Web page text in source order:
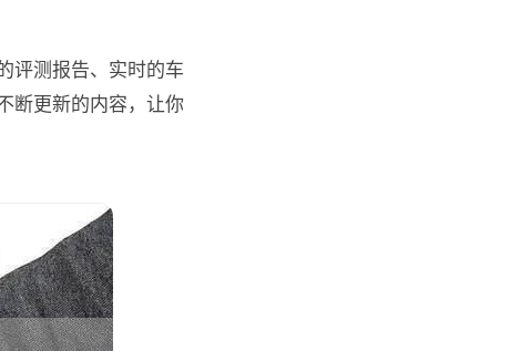
评测报告、实时的车
断更新的内容，让你